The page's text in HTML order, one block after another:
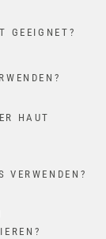
GEEIGNET?
HAUT
VERWENDEN?